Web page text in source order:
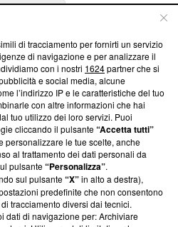
trasparenti su Blasting
e su come ci impegniamo a
afferma la nostra aderenza a
Blasting News non è
ma ha richiesto di farne
effettuato una verifica di
di tracciamento per fornirti un servizio
di navigazione e per analizzare il
con i nostri 1624partner che si
e social media, alcune
l’indirizzo IP e le caratteristiche del tuo
con altre informazioni che hai
tuo utilizzo dei loro servizi. Puoi
cliccando il pulsante“Accetta tutti”
personalizzare le tue scelte, anche
al trattamento dei dati personali da
pulsante“Personalizza”.
sul pulsante“X”in alto a destra),
predefinite che non consentono
tracciamento diversi dai tecnici.
dati di navigazione per: Archiviare